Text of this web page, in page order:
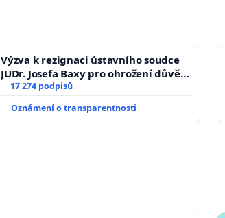
Výzva k rezignaci ústavního soudce
JUDr. Josefa Baxy pro ohrožení důvěry
ve spravedlivý proces
17 274 podpisů
Oznámení o transparentnosti